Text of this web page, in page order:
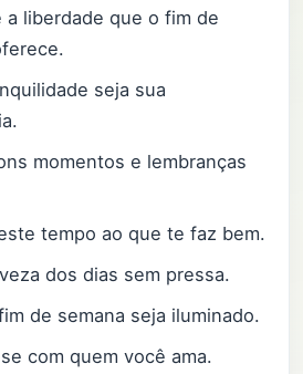
a liberdade que o fim de
seja sua
momentos e lembranças
tempo ao que te faz bem.
dos dias sem pressa.
de semana seja iluminado.
com quem você ama.